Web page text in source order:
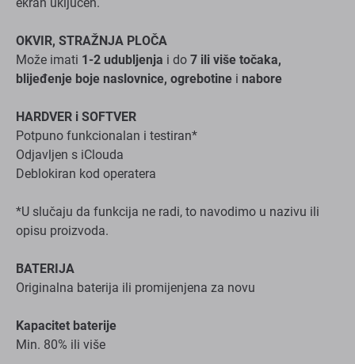
Odjavljen s iClouda
*U slučaju da funkcija ne radi, to navodimo u nazivu ili
opisu proizvoda.
BATERIJA
Originalna baterija ili promijenjena za novu
Kapacitet baterije
UPOZORENJE NA ZASLONU - VAŽNA PORUKA
Poruka samo obavještava da je originalni dio
(zaslon/baterija/prednja kamera) zamijenjen.
Poruka nema utjecaja na performanse uređaja.
4 dana se prikazuje na zaključanom ekranu, zatim u